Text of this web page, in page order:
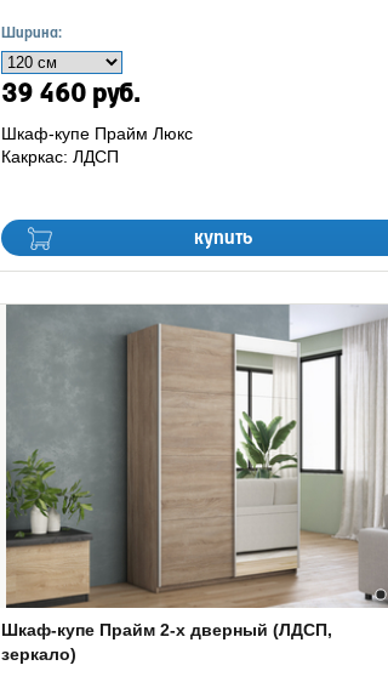
Ширина:
39 460 руб.
купить
Шкаф-купе Прайм Люкс
Какркас: ЛДСП
Шкаф-купе Прайм 2-х дверный (ЛДСП,
зеркало)